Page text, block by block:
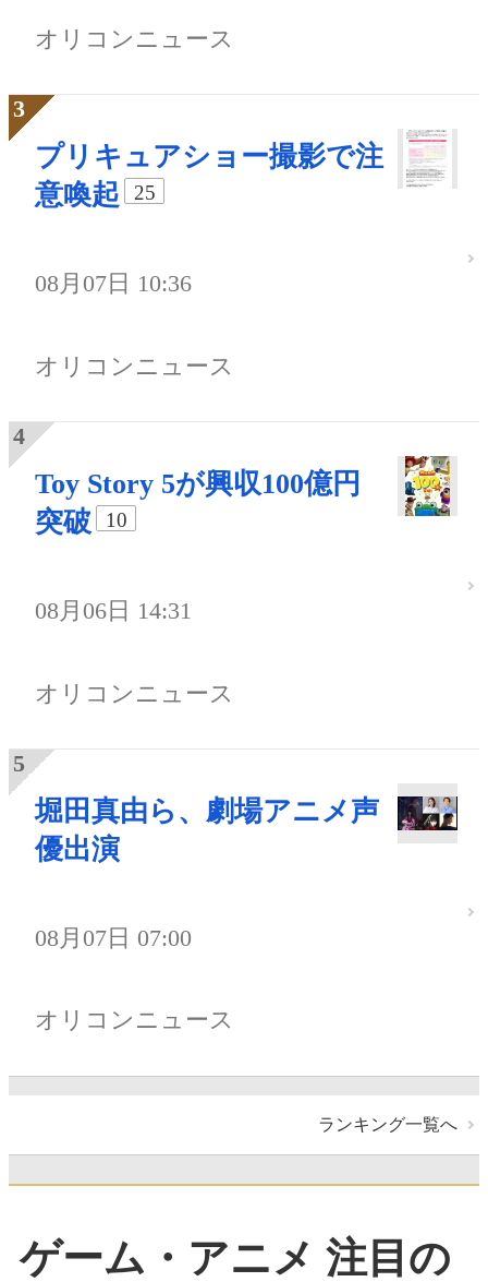
オリコンニュース
プリキュアショー撮影で注
意喚起
25
08月07日 10:36
オリコンニュース
Toy Story 5が興収100億円
突破
10
08月06日 14:31
オリコンニュース
堀田真由ら、劇場アニメ声
優出演
08月07日 07:00
オリコンニュース
ランキング一覧へ
ゲーム・アニメ 注目の